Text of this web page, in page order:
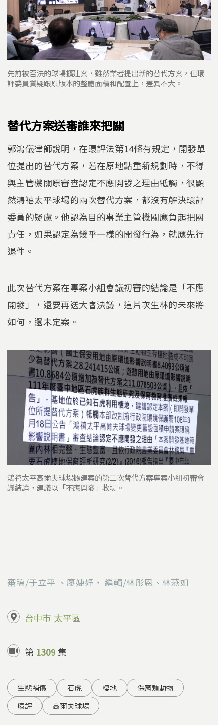
先前被否決的球場擴建案，雖然業者提出新的替代方案，但環
評委員質疑跟原版本的整體面積和配置上，差異不大。
替代方案送審誰來把關
郭鴻儀律師說明，在環評法第14條有規定，開發單
位提出的替代方案，若在原地點重新規劃時，不得
與主管機關原審查認定不應開發之理由牴觸，很顯
然鴻禧太平球場的兩次替代方案，都沒有解決環評
委員的疑慮。他認為目的事業主管機關應負起把關
責任，如果認定為幾乎一樣的開發行為，就應先行
退件。
此次替代方案在專案小組會議初審的結論是「不應
開發」，還要再送大會決議，這片次生林的未來將
如何，還未定案。
鴻禧太平高爾夫球場擴建案的第二次替代方案專案小組初審會
議結論，建議以「不應開發」收場。
審稿/于立平 、廖婕妤， 編輯/林彤恩、林燕如
台中市 太平區
第 1309集
生態補償 石虎 棲地
保育類動物
環評
高爾夫球場